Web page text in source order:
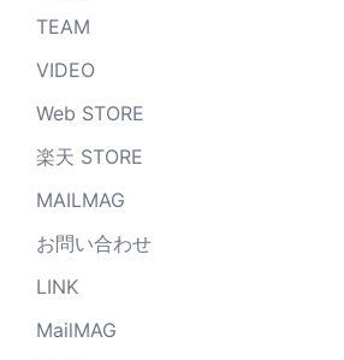
TEAM
VIDEO
Web STORE
楽天 STORE
MAILMAG
お問い合わせ
LINK
MailMAG